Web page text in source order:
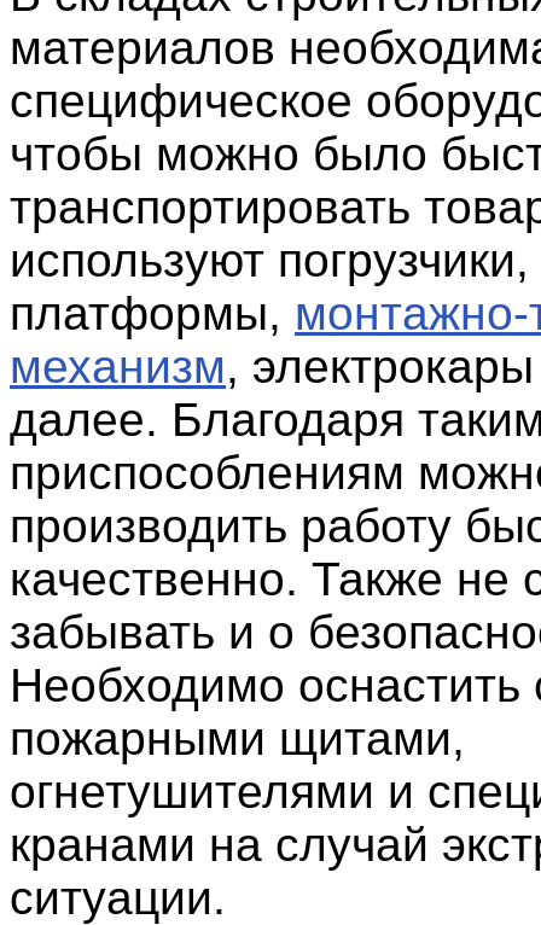
материалов
специфическое
чтобы можно было
транспортировать
используют
платформы, монтажно-
механизм,
далее. Благодаря
приспособлениям
производить работу
качественно. Также не
забывать и о
Необходимо оснастить
пожарными щитами,
огнетушителями и
кранами на случай
ситуации.